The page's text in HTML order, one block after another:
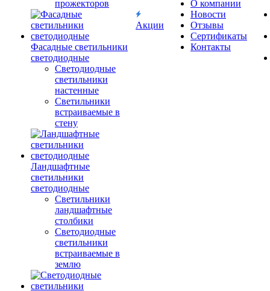
прожекторов
Фасадные светильники
светодиодные
Светодиодные
светильники
настенные
Светильники
встраиваемые в
стену
Ландшафтные
светильники
светодиодные
Светильники
ландшафтные
столбики
Светодиодные
светильники
встраиваемые в
землю
Акции
О компании
Новости
Отзывы
Сертификаты
Контакты